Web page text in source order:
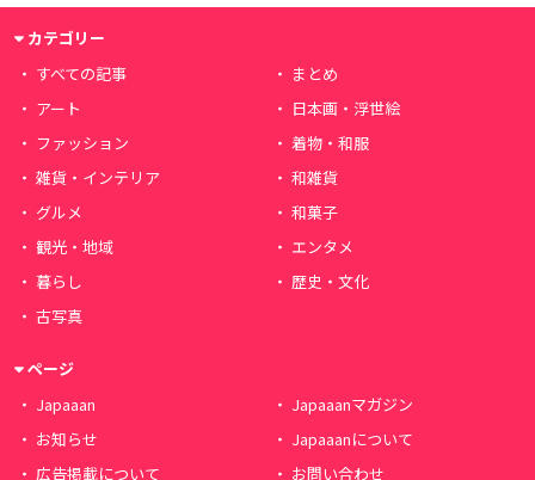
カテゴリー
すべての記事
まとめ
アート
日本画・浮世絵
ファッション
着物・和服
雑貨・インテリア
和雑貨
グルメ
和菓子
観光・地域
エンタメ
暮らし
歴史・文化
古写真
ページ
Japaaan
Japaaanマガジン
お知らせ
Japaaanについて
広告掲載について
お問い合わせ